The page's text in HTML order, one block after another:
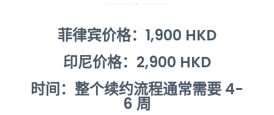
菲律宾价格：1,900 HKD
印尼价格：2,900 HKD
时间：整个续约流程通常需要 4-
6 周